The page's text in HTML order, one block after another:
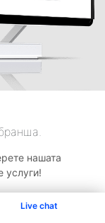
Live chat
нашата
услуги!